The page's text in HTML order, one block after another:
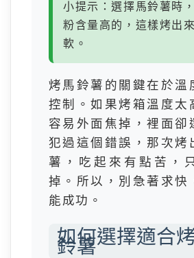
小提示：選擇馬鈴薯時
粉含量高的，這樣烤出
軟。
烤馬鈴薯的關鍵在於溫
控制。如果烤箱溫度太
容易外面焦掉，裡面卻
犯過這個錯誤，那次烤
薯，吃起來有點苦，
掉。所以，別急著求快
能成功。
如何選擇適合
鈴薯